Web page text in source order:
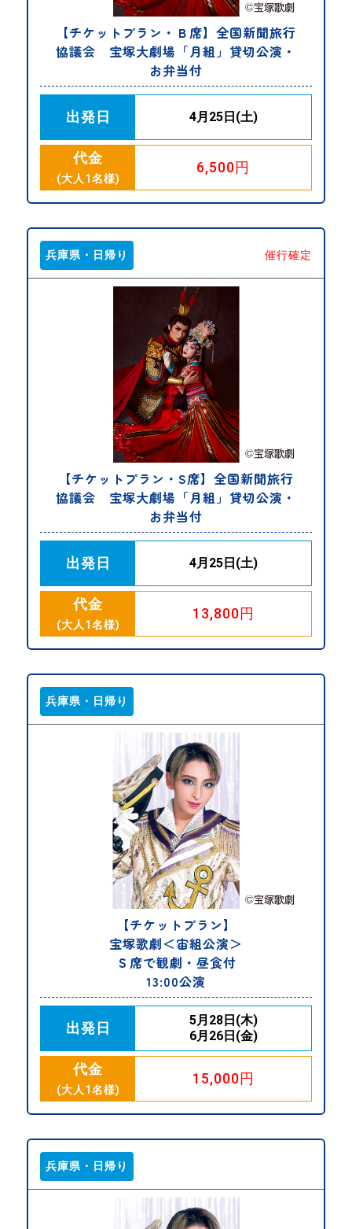
【チケットプラン・Ｂ席】全国新聞旅行
協議会 宝塚大劇場「月組」貸切公演・
お弁当付
出発日 4月25日(土)
代金
(大人1名様)
6,500円
兵庫県・日帰り 催行確定
【チケットプラン・S席】全国新聞旅行
協議会 宝塚大劇場「月組」貸切公演・
お弁当付
出発日 4月25日(土)
代金
(大人1名様)
13,800円
兵庫県・日帰り
【チケットプラン】
宝塚歌劇＜宙組公演＞
Ｓ席で観劇・昼食付
13:00公演
出発日
5月28日(木)
6月26日(金)
代金
(大人1名様)
15,000円
兵庫県・日帰り